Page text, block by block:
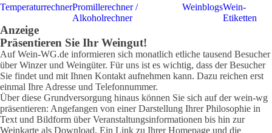
TemperaturrechnerPromillerechner /
Alkoholrechner
WeinblogsWein-
Etiketten
Anzeige
Präsentieren Sie Ihr Weingut!
Auf Wein-WG.de informieren sich monatlich etliche tausend Besucher
über Winzer und Weingüter. Für uns ist es wichtig, dass der Besucher
Sie findet und mit Ihnen Kontakt aufnehmen kann. Dazu reichen erst
einmal Ihre Adresse und Telefonnummer.
Über diese Grundversorgung hinaus können Sie sich auf der wein-wg
präsentieren: Angefangen von einer Darstellung Ihrer Philosophie in
Text und Bildform über Veranstaltungsinformationen bis hin zur
Weinkarte als Download. Ein Link zu Ihrer Homepage und die